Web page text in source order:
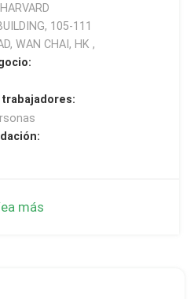
105-111
WAN CHAI, HK ,
trabajadores:
más